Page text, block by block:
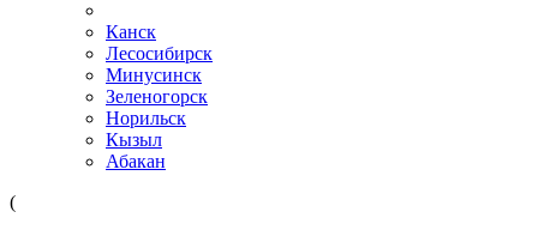
Канск
Лесосибирск
Минусинск
Зеленогорск
Норильск
Кызыл
Абакан
(